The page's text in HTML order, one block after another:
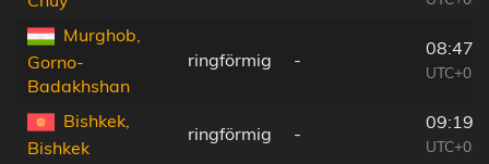
Murghob,
Gorno-
Badakhshan
ringförmig -
Bishkek,
Bishkek
ringförmig -